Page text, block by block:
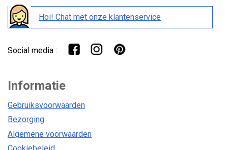
Hoi! Chat met onze klantenservice
Social media :
Informatie
Gebruiksvoorwaarden
Bezorging
Algemene voorwaarden